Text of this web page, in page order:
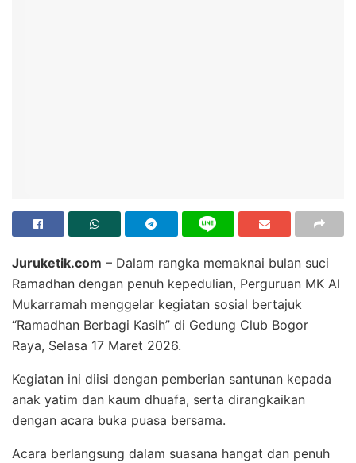
Juruketik.com – ‎Dalam rangka memaknai bulan suci
Ramadhan dengan penuh kepedulian, Perguruan MK Al
Mukarramah menggelar kegiatan sosial bertajuk
“Ramadhan Berbagi Kasih” di Gedung Club Bogor
Raya, Selasa 17 Maret 2026.
‎Kegiatan ini diisi dengan pemberian santunan kepada
anak yatim dan kaum dhuafa, serta dirangkaikan
dengan acara buka puasa bersama.
‎Acara berlangsung dalam suasana hangat dan penuh